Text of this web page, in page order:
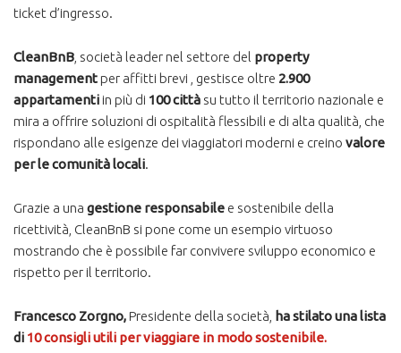
ticket d’ingresso​.
CleanBnB , società leader nel settore del property
managementper affitti brevi , gestisce oltre 2.900
appartamentiin più di 100 città su tutto il territorio nazionale e
mira a offrire soluzioni di ospitalità flessibili e di alta qualità, che
rispondano alle esigenze dei viaggiatori moderni e creino valore
per le comunità locali.
Grazie a una gestione responsabile e sostenibile della
ricettività, CleanBnB si pone come un esempio virtuoso
mostrando che è possibile far convivere sviluppo economico e
rispetto per il territorio.
Francesco Zorgno,Presidente della società, ha stilato una lista
di 10 consigli utili per viaggiare in modo sostenibile.